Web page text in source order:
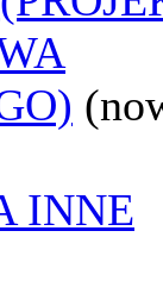
INNE